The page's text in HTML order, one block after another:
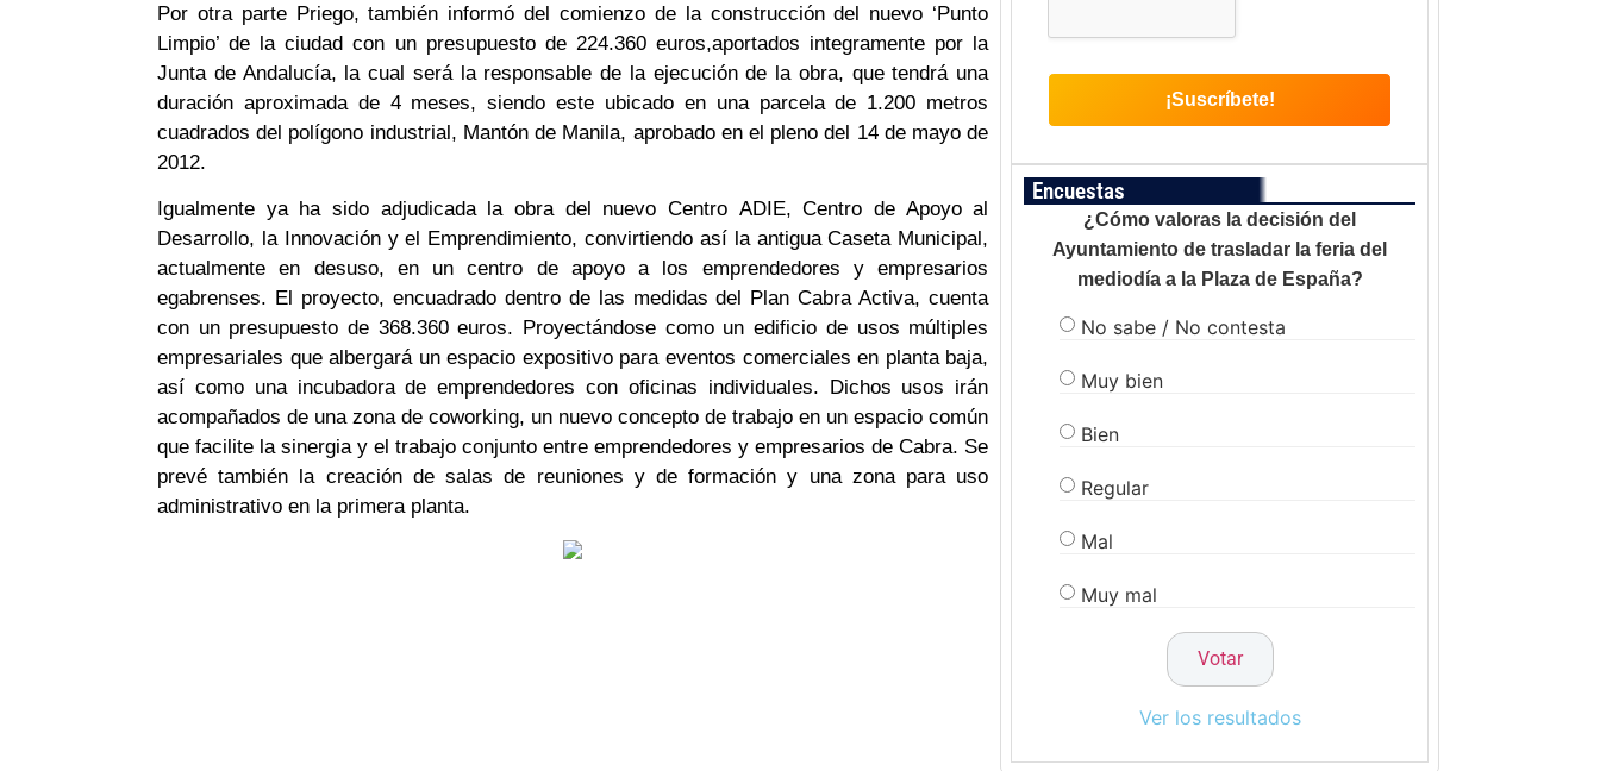
Por otra parte Priego, también informó del comienzo de la construcción del nuevo ‘Punto
Limpio’ de la ciudad con un presupuesto de 224.360 euros,aportados integramente por la
Junta de Andalucía, la cual será la responsable de la ejecución de la obra, que tendrá una
duración aproximada de 4 meses, siendo este ubicado en una parcela de 1.200 metros
cuadrados del polígono industrial, Mantón de Manila, aprobado en el pleno del 14 de mayo de
2012.
Igualmente ya ha sido adjudicada la obra del nuevo Centro ADIE, Centro de Apoyo al
Desarrollo, la Innovación y el Emprendimiento, convirtiendo así la antigua Caseta Municipal,
actualmente en desuso, en un centro de apoyo a los emprendedores y empresarios
egabrenses. El proyecto, encuadrado dentro de las medidas del Plan Cabra Activa, cuenta
con un presupuesto de 368.360 euros. Proyectándose como un edificio de usos múltiples
empresariales que albergará un espacio expositivo para eventos comerciales en planta baja,
así como una incubadora de emprendedores con oficinas individuales. Dichos usos irán
acompañados de una zona de coworking, un nuevo concepto de trabajo en un espacio común
que facilite la sinergia y el trabajo conjunto entre emprendedores y empresarios de Cabra. Se
prevé también la creación de salas de reuniones y de formación y una zona para uso
administrativo en la primera planta.
Encuestas
¿Cómo valoras la decisión del
Ayuntamiento de trasladar la feria del
mediodía a la Plaza de España?
No sabe / No contesta
Muy bien
Bien
Regular
Mal
Muy mal
Ver los resultados